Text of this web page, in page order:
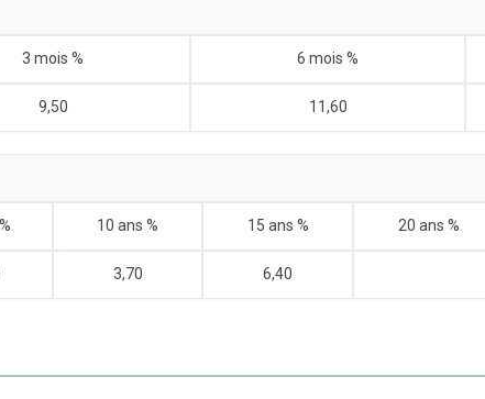
3 mois % 6 mois %
9,50 11,60
10 ans % 15 ans % 20 ans %
3,70 6,40